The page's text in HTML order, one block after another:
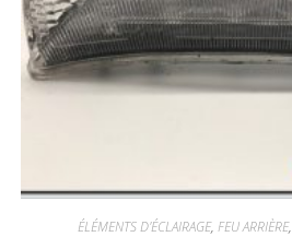
ÉLÉMENTS D'ÉCLAIRAGE, FEU ARRIÈRE,